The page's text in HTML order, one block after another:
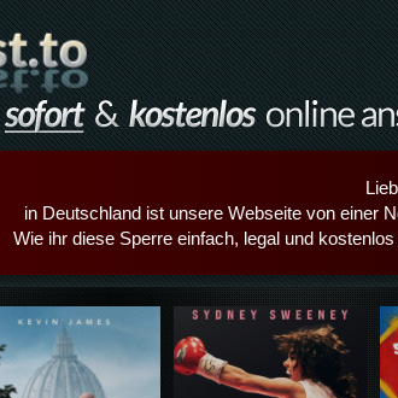
in Deutschland ist unsere Webseite von einer
Wie ihr diese Sperre einfach, legal und
Details,Play Details,Play